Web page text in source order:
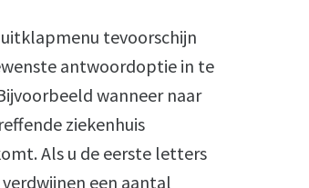
tevoorschijn
antwoordoptie in te
wanneer naar
ziekenhuis
Als u de eerste letters
een aantal